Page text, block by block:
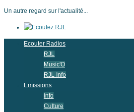
Un autre regard sur l'actualité...
Ecouter Radios
RJL
Music'O
RJL Info
Emissions
info
Culture